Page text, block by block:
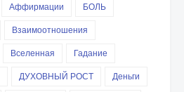
Аффирмации
БОЛЬ
Взаимоотношения
Вселенная
Гадание
ДУХОВНЫЙ РОСТ
Деньги